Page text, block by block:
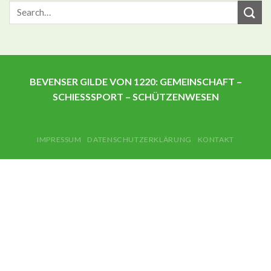
BEVENSER GILDE VON 1220: GEMEINSCHAFT –
SCHIESSSPORT – SCHÜTZENWESEN
IMPRESSUM DATENSCHUTZERKLÄRUNG KONTAKT